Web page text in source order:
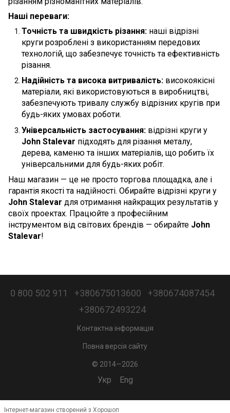
Наші переваги:
Точність та швидкість різання: наші відрізні
круги розроблені з використанням передових
технологій, що забезпечує точність та ефективність
різання.
Надійність та висока витривалість: високоякісні
матеріали, які використовуються в виробництві,
забезпечують тривалу службу відрізних кругів при
будь-яких умовах роботи.
Універсальність застосування: відрізні круги у
John Stalevar підходять для різання металу,
дерева, каменю та інших матеріалів, що робить їх
універсальними для будь-яких робіт.
Наш магазин — це не просто торгова площадка, але і
гарантія якості та надійності. Обирайте відрізні круги у
John Stalevar для отримання найкращих результатів у
своїх проектах. Працюйте з професійним
інструментом від світових брендів — обирайте John
Stalevar!
0 800 502 911 +380675013600
+380674087454
+380672493224
Контактна інформація
Повна версія сайту
© 2014—2026
Укр Eng
Інтернет-магазин створений з Хорошоп